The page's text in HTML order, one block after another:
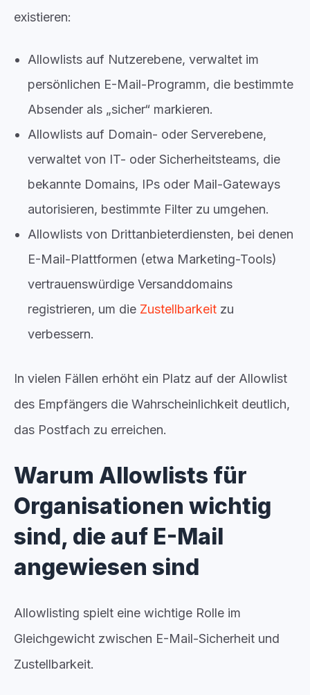
existieren:
Allowlists auf Nutzerebene, verwaltet im
persönlichen E-Mail-Programm, die bestimmte
Absender als „sicher“ markieren.
Allowlists auf Domain- oder Serverebene,
verwaltet von IT- oder Sicherheitsteams, die
bekannte Domains, IPs oder Mail-Gateways
autorisieren, bestimmte Filter zu umgehen.
Allowlists von Drittanbieterdiensten, bei denen
E-Mail-Plattformen (etwa Marketing-Tools)
vertrauenswürdige Versanddomains
registrieren, um die Zustellbarkeitzu
verbessern.
In vielen Fällen erhöht ein Platz auf der Allowlist
des Empfängers die Wahrscheinlichkeit deutlich,
das Postfach zu erreichen.
Warum Allowlists für
Organisationen wichtig
sind, die auf E-Mail
angewiesen sind
Allowlisting spielt eine wichtige Rolle im
Gleichgewicht zwischen E-Mail-Sicherheit und
Zustellbarkeit.